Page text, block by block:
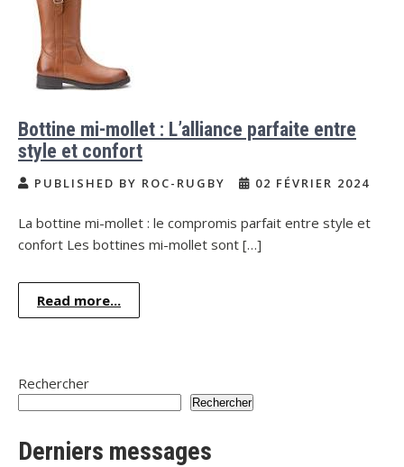
Bottine mi-mollet : L’alliance parfaite entre
style et confort
PUBLISHED BY ROC-RUGBY 02 FÉVRIER 2024
La bottine mi-mollet : le compromis parfait entre style et
confort Les bottines mi-mollet sont […]
Read more...
Rechercher
Rechercher
Derniers messages